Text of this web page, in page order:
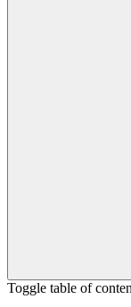
Toggle table of